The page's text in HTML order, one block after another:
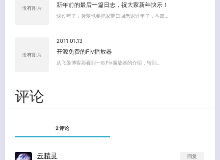
没有图片 新年前的最后一篇日志，祝大家新年快乐！
快过年了，菠萝也要拖家带口回老家过年了，本篇…
没有图片
2011.01.13
开源免费的Flv播放器
从飞晏博客那看到一款Flv播放器的介绍，转到…
评论
2 评论
云精灵 回复